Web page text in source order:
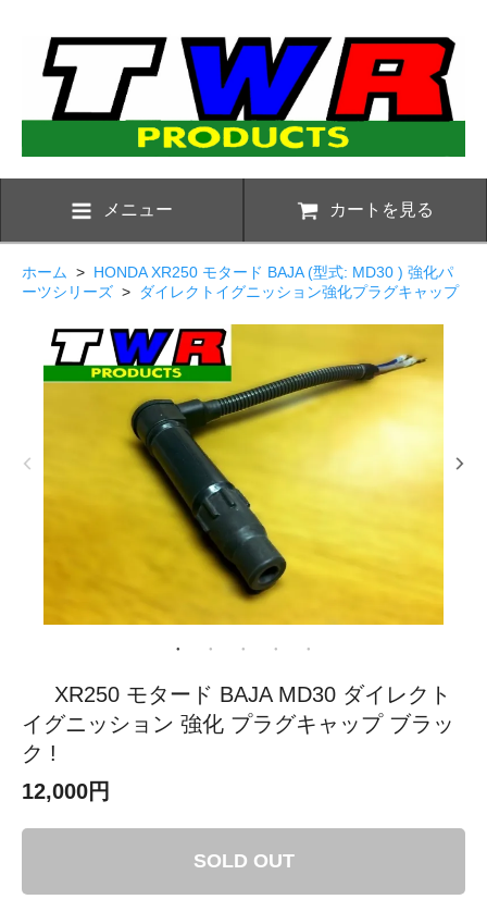
メニュー カートを見る
ホーム > HONDA XR250 モタード BAJA (型式: MD30 ) 強化パ
ーツシリーズ > ダイレクトイグニッション強化プラグキャップ
XR250 モタード BAJA MD30 ダイレクト
イグニッション 強化 プラグキャップ ブラッ
ク !
12,000円
SOLD OUT